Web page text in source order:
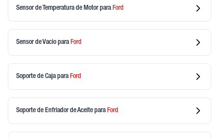
Sensor de Temperatura de Motorpara Ford
Sensor de Vacio para Ford
Soporte de Cajapara Ford
Soporte de Enfriador de Aceite para Ford